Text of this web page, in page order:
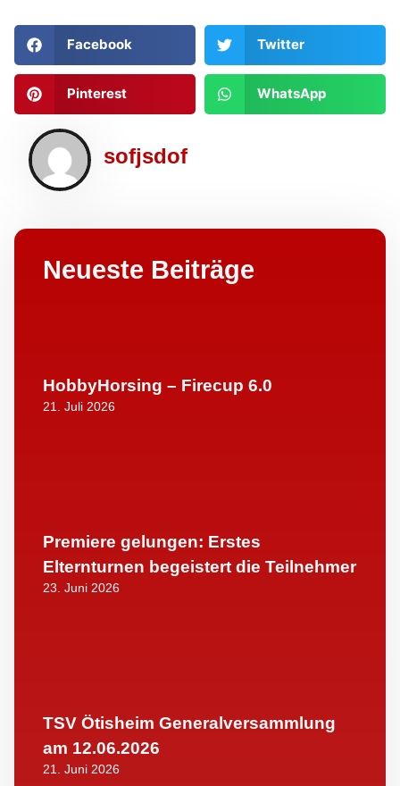
Facebook Twitter
Pinterest WhatsApp
sofjsdof
Neueste Beiträge
HobbyHorsing – Firecup 6.0
21. Juli 2026
Premiere gelungen: Erstes
Elternturnen begeistert die Teilnehmer
23. Juni 2026
TSV Ötisheim Generalversammlung
am 12.06.2026
21. Juni 2026